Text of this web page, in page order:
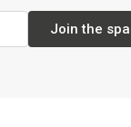
Join the